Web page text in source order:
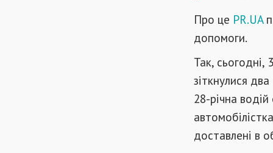
Про це PR.UA
допомоги.
Так, сьогодні,
зіткнулися
28-річна
доставлені в